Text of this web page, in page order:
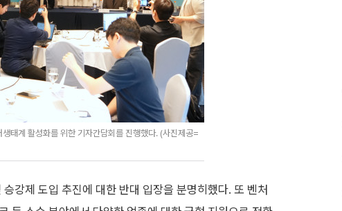
태계 활성화를 위한 기자간담회를 진행했다. (사진제공=
강제 도입 추진에 대한 반대 입장을 분명히했다. 또 벤처